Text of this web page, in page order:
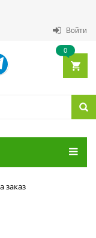
Войти
0
заказ